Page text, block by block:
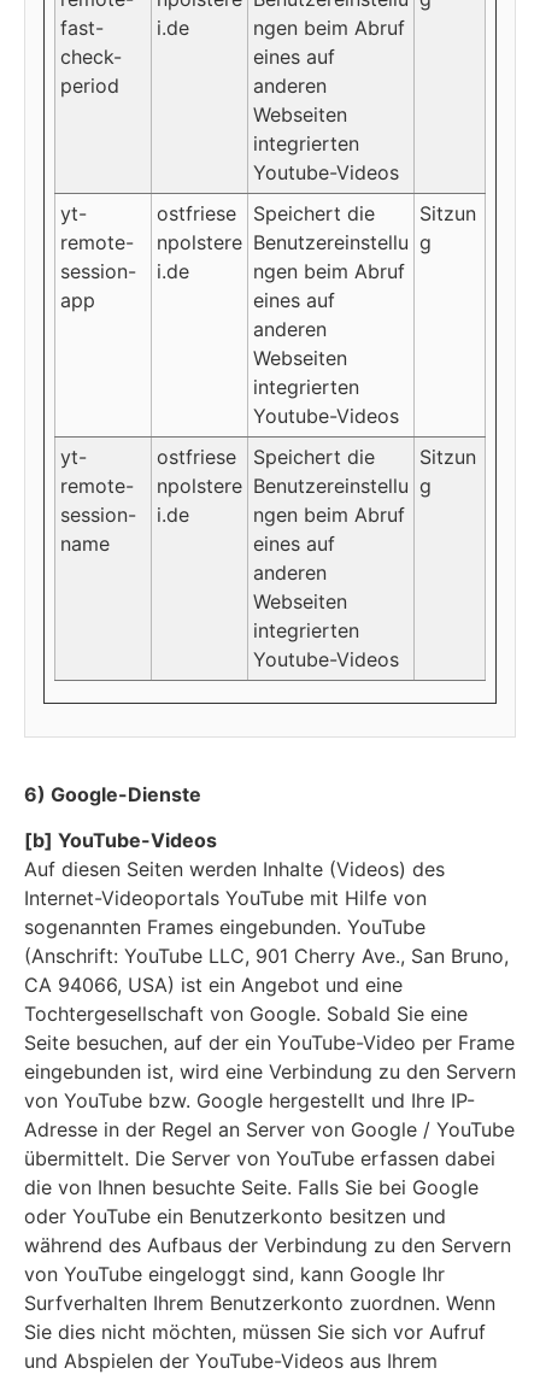
fast-
check-
period
i.de
ngen beim Abruf
eines auf
anderen
Webseiten
integrierten
Youtube-Videos
yt-
remote-
session-
app
ostfriese
npolstere
i.de
Speichert die
Benutzereinstellu
ngen beim Abruf
eines auf
anderen
Webseiten
integrierten
Youtube-Videos
Sitzun
g
yt-
remote-
session-
name
ostfriese
npolstere
i.de
Speichert die
Benutzereinstellu
ngen beim Abruf
eines auf
anderen
Webseiten
integrierten
Youtube-Videos
Sitzun
g
6) Google-Dienste
[b] YouTube-Videos
Auf diesen Seiten werden Inhalte (Videos) des
Internet-Videoportals YouTube mit Hilfe von
sogenannten Frames eingebunden. YouTube
(Anschrift: YouTube LLC, 901 Cherry Ave., San Bruno,
CA 94066, USA) ist ein Angebot und eine
Tochtergesellschaft von Google. Sobald Sie eine
Seite besuchen, auf der ein YouTube-Video per Frame
eingebunden ist, wird eine Verbindung zu den Servern
von YouTube bzw. Google hergestellt und Ihre IP-
Adresse in der Regel an Server von Google / YouTube
übermittelt. Die Server von YouTube erfassen dabei
die von Ihnen besuchte Seite. Falls Sie bei Google
oder YouTube ein Benutzerkonto besitzen und
während des Aufbaus der Verbindung zu den Servern
von YouTube eingeloggt sind, kann Google Ihr
Surfverhalten Ihrem Benutzerkonto zuordnen. Wenn
Sie dies nicht möchten, müssen Sie sich vor Aufruf
und Abspielen der YouTube-Videos aus Ihrem